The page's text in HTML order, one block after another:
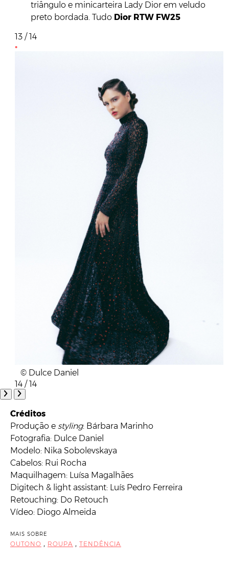
triângulo e minicarteira Lady Dior em veludo
preto bordada. Tudo Dior RTW FW25
13 / 14
© Dulce Daniel
14 / 14
Créditos
Produção e styling: Bárbara Marinho
Fotografia: Dulce Daniel
Modelo: Nika Sobolevskaya
Cabelos: Rui Rocha
Maquilhagem: Luísa Magalhães
Digitech & light assistant: Luís Pedro Ferreira
Retouching: Do Retouch
Vídeo: Diogo Almeida
MAIS SOBRE
OUTONO , ROUPA , TENDÊNCIA